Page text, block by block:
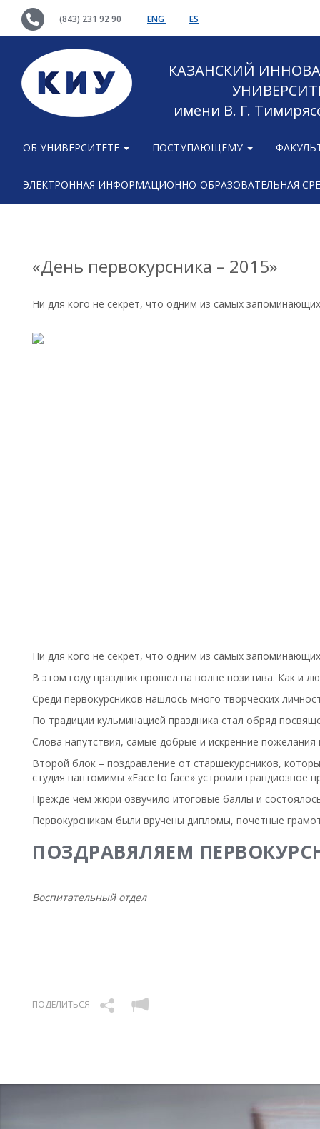
(843) 231 92 90 ENG ES
КАЗАНСКИЙ
имени В. Г.
ОБ УНИВЕРСИТЕТЕ ПОСТУПАЮЩЕМУ
ЭЛЕКТРОННАЯ ИНФОРМАЦИОННО-ОБРАЗОВАТЕЛЬНАЯ
«День первокурсника – 2015»
Ни для кого не секрет, что одним из самых
Ни для кого не секрет, что одним из самых
В этом году праздник прошел на волне позитива. Как и
Среди первокурсников нашлось много творческих
По традиции кульминацией праздника стал обряд
Слова напутствия, самые добрые и искренние
Второй блок – поздравление от старшекурсников,
студия пантомимы «Face to face» устроили
Прежде чем жюри озвучило итоговые баллы и
Первокурсникам были вручены дипломы, почетные
ПОЗДРАВЯЛЯЕМ
Воспитательный отдел
ПОДЕЛИТЬСЯ